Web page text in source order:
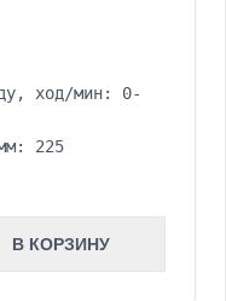
ход/мин: 0-
225
В КОРЗИНУ